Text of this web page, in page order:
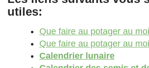
utiles:
Que faire au potager au
Que faire au potager au
Calendrier lunaire